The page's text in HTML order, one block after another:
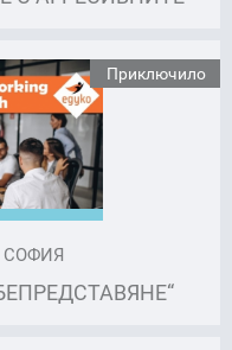
Приключило
СОФИЯ